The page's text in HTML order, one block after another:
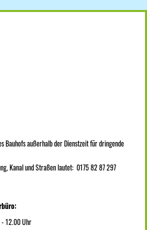
Bauhofs außerhalb der Dienstzeit für dringende
Kanal und Straßen lautet: 0175 82 87 297
12.00 Uhr